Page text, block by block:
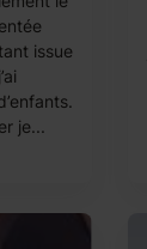
issue
je...